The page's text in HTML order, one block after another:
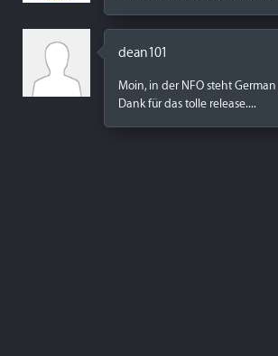
dean101
Moin, in der NFO steht German
Dank für das tolle release....